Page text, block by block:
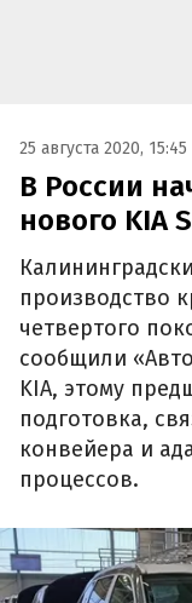
25 августа 2020, 15:45
В России
нового KIA
производство
четвертого
сообщили
KIA, этому
подготовка,
конвейера и
процессов.